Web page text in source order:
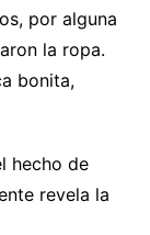
por alguna
la ropa.
bonita,
hecho de
revela la